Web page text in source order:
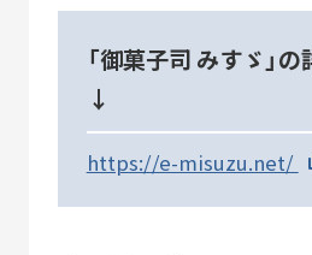
「御菓子司 みすゞ」
↓
https://e-misuzu.net/